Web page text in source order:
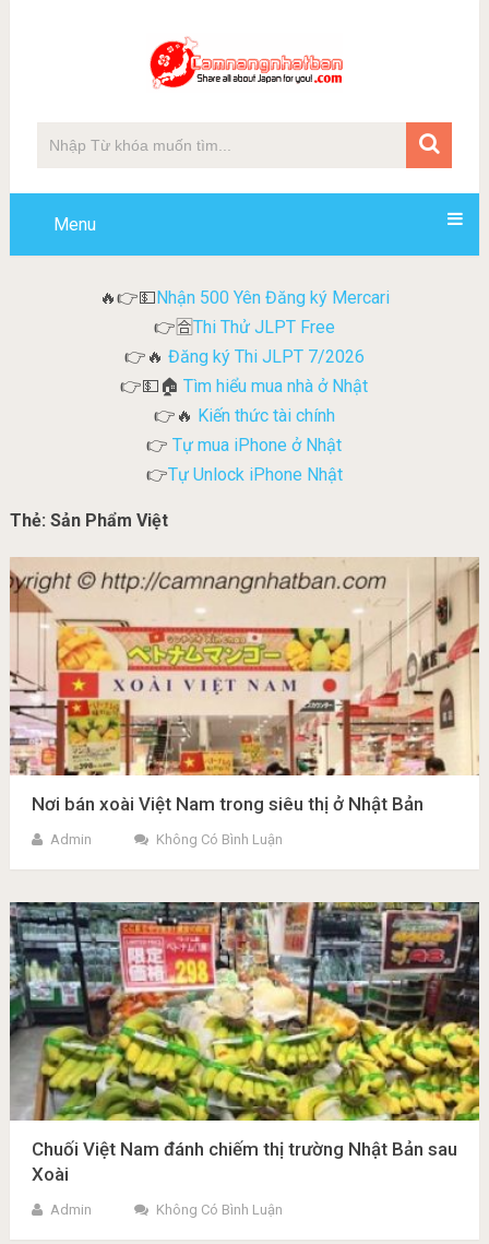
Menu
🔥👉💵Nhận 500 Yên Đăng ký Mercari
👉🈴Thi Thử JLPT Free
👉🔥 Đăng ký Thi JLPT 7/2026
👉💵🏠Tìm hiểu mua nhà ở Nhật
👉🔥 Kiến thức tài chính
👉 Tự mua iPhone ở Nhật
👉Tự Unlock iPhone Nhật
Thẻ: Sản Phẩm Việt
Nơi bán xoài Việt Nam trong siêu thị ở Nhật Bản
Admin Không Có Bình Luận
Chuối Việt Nam đánh chiếm thị trường Nhật Bản sau
Xoài
Admin Không Có Bình Luận